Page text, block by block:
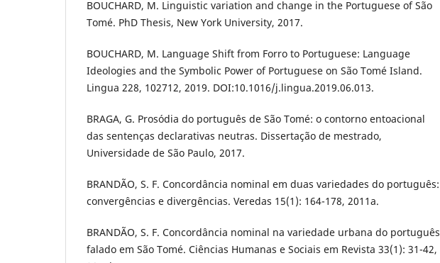
BOUCHARD, M. Linguistic variation and change in the Portuguese of São
Tomé. PhD Thesis, New York University, 2017.
BOUCHARD, M. Language Shift from Forro to Portuguese: Language
Ideologies and the Symbolic Power of Portuguese on São Tomé Island.
Lingua 228, 102712, 2019. DOI:10.1016/j.lingua.2019.06.013.
BRAGA, G. Prosódia do português de São Tomé: o contorno entoacional
das sentenças declarativas neutras. Dissertação de mestrado,
Universidade de São Paulo, 2017.
BRANDÃO, S. F. Concordância nominal em duas variedades do português:
convergências e divergências. Veredas 15(1): 164-178, 2011a.
BRANDÃO, S. F. Concordância nominal na variedade urbana do português
falado em São Tomé. Ciências Humanas e Sociais em Revista 33(1): 31-42,